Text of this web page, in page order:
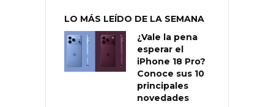
LO MÁS LEÍDO DE LA SEMANA
¿Vale la pena
esperar el
iPhone 18 Pro?
Conoce sus 10
principales
novedades